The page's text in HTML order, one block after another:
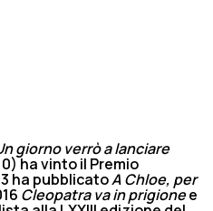
giorno verrò a lanciare
ha vinto il Premio
ha pubblicatoA Chloe, per
Cleopatra va in prigionee